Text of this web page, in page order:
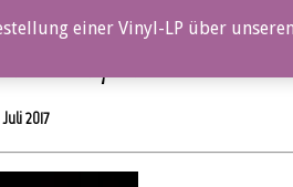
Juli 2017
einer Vinyl-LP über